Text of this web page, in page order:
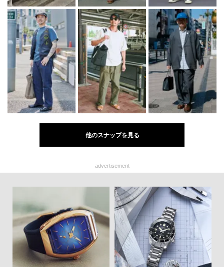
他のスナップを見る
advertisement